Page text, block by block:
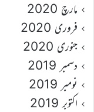
مارچ 2020
فروری 2020
جنوری 2020
دسمبر 2019
نومبر 2019
اکتوبر 2019